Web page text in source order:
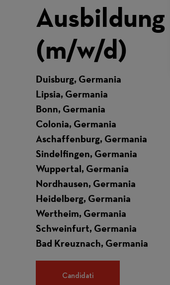
(m/w/d)
Duisburg, Germania
Lipsia, Germania
Bonn, Germania
Colonia, Germania
Aschaffenburg, Germania
Sindelfingen, Germania
Wuppertal, Germania
Nordhausen, Germania
Heidelberg, Germania
Wertheim, Germania
Schweinfurt, Germania
Bad Kreuznach, Germania
Candidati